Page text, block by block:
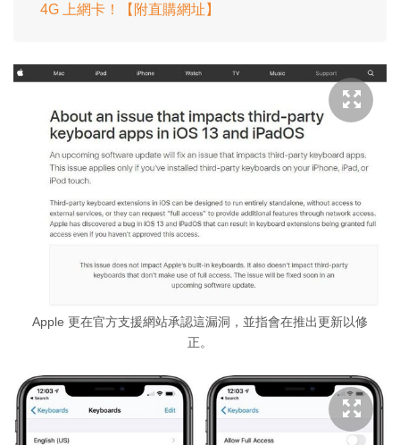
4G 上網卡！【附直購網址】
Apple 更在官方支援網站承認這漏洞，並指會在推出更新以修
正。